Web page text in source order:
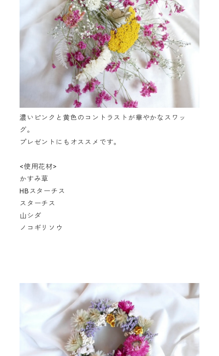
濃いピンクと黄色のコントラストが華やかなスワッ
グ。
プレゼントにもオススメです。
<使用花材>
かすみ草
HBスターチス
スターチス
山シダ
ノコギリソウ